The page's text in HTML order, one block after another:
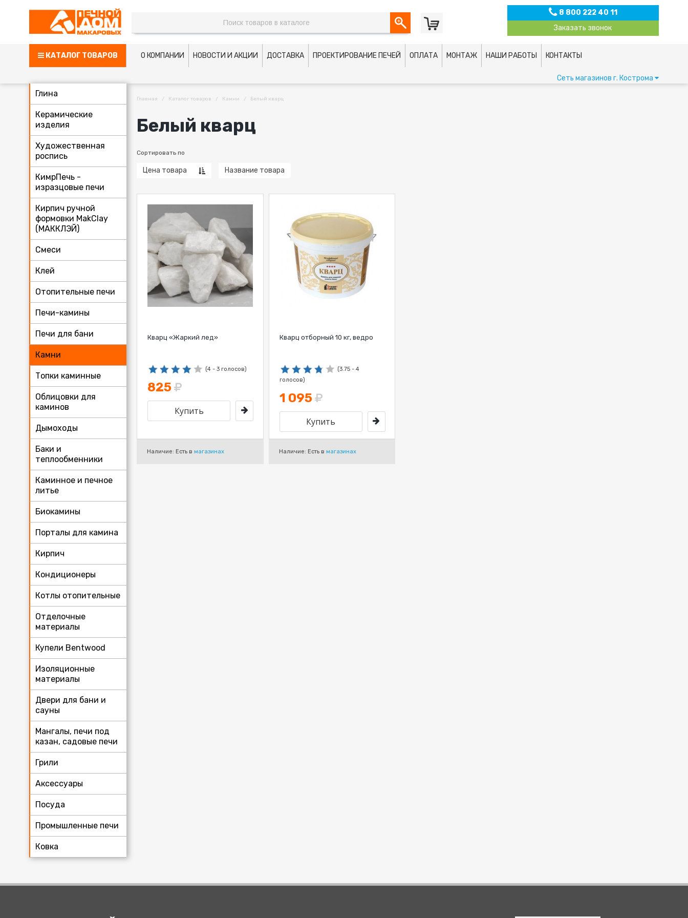
8 800 222 40 11
Заказать звонок
КАТАЛОГ ТОВАРОВ О КОМПАНИИ НОВОСТИ И АКЦИИ ДОСТАВКА ПРОЕКТИРОВАНИЕ ПЕЧЕЙ ОПЛАТА МОНТАЖ НАШИ РАБОТЫ КОНТАКТЫ
Сеть магазинов г. Кострома
Глина
Керамические
изделия
Художественная
роспись
КимрПечь -
изразцовые печи
Кирпич ручной
формовки MakClay
(МАККЛЭЙ)
Смеси
Клей
Отопительные печи
Печи-камины
Печи для бани
Камни
Топки каминные
Облицовки для
каминов
Дымоходы
Баки и
теплообменники
Каминное и печное
литье
Биокамины
Порталы для камина
Кирпич
Кондиционеры
Котлы отопительные
Отделочные
материалы
Купели Bentwood
Изоляционные
материалы
Двери для бани и
сауны
Мангалы, печи под
казан, садовые печи
Грили
Аксессуары
Посуда
Промышленные печи
Ковка
Главная Каталог товаров Камни Белый кварц
Белый кварц
Сортировать по
Цена товара Название товара
Кварц «Жаркий лед»
(4 - 3 голосов)
825
Наличие: Есть в магазинах
Кварц отборный 10 кг, ведро
(3.75 - 4
голосов)
1 095
Наличие: Есть в магазинах